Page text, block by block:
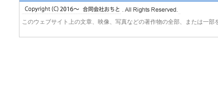
このウェブサイト上の文章、映像、写真などの著作物の全部、または一